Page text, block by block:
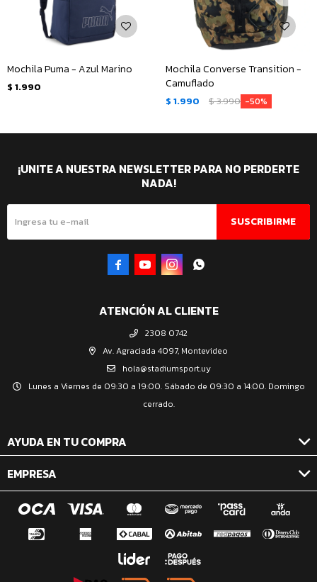
Mochila Puma - Azul Marino
$ 1.990
Mochila Converse Transition -
Camuflado
$ 1.990 $3.990 50
ATENCIÓN AL CLIENTE
2308 0742
Av. Agraciada 4097, Montevideo
hola@stadiumsport.uy
Lunes a Viernes de 09:30 a 19:00. Sábado de 09:30 a 14:00. Domingo
cerrado.
AYUDA EN TU COMPRA
EMPRESA
¡UNITE A NUESTRA NEWSLETTER PARA NO PERDERTE
NADA!
SUSCRIBIRME
   